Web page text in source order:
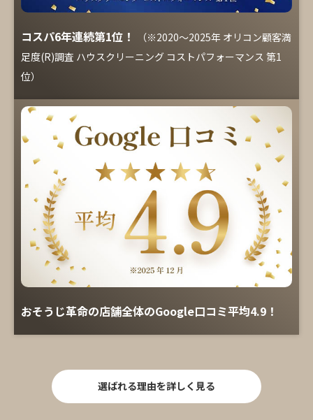
コスパ6年連続第1位！
（※2020～2025年 オリコン顧客満
足度(R)調査 ハウスクリーニング コストパフォーマンス 第1
位）
おそうじ革命の店舗全体のGoogle口コミ平均4.9！
選ばれる理由を詳しく見る